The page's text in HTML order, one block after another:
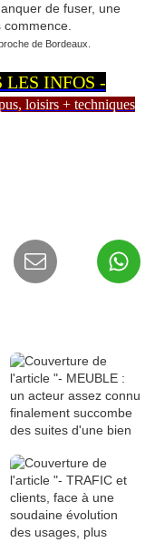
de fuser, une
de Bordeaux.
LES INFOS -
loisirs + techniques